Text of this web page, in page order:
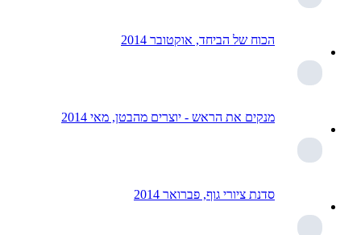
הכוח של הביחד, אוקטובר 2014
מנקים את הראש - יוצרים מהבטן, מאי 2014
סדנת ציורי גוף, פברואר 2014